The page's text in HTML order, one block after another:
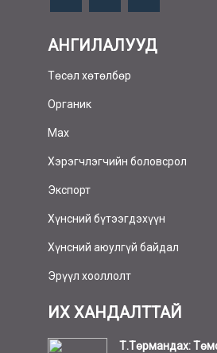
АНГИЛАЛУУД
Төсөл хөтөлбөр
Органик
Мах
Хэрэгчлэгчийн боловсрол
Экспорт
Хүнсний бүтээгдэхүүн
Хүнсний аюулгүй байдал
Эрүүл хооллолт
ИХ ХАНДАЛТТАЙ
Т.Төрмандах: